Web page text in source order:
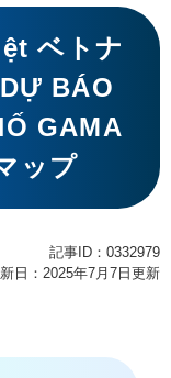
ベトナ
BÁO
GAMA
ップ
記事ID：0332979
日：2025年7月7日更新